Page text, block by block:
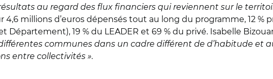
au regard des flux financiers qui reviennent sur le
4,6 millions d’euros dépensés tout au long du programme, 12 %
Département), 19 % du LEADER et 69 % du privé. Isabelle
communes dans un cadre différent de d’habitude et
entre collectivités ».